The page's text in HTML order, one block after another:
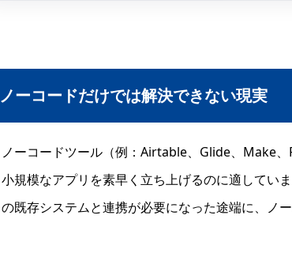
ノーコードだけでは解決できない現実
ノーコードツール（例：Airtable、Glide、Make
小規模なアプリを素早く立ち上げるのに適してい
の既存システムと連携が必要になった途端に、ノ